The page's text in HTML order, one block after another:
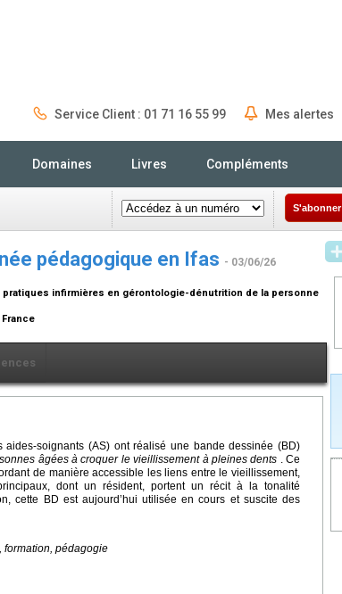
Service Client : 01 71 16 55 99 Mes alertes
Domaines Livres Compléments
S'abonner
pédagogique en Ifas - 03/06/26
infirmières en gérontologie-dénutrition de la personne
soignants (AS) ont réalisé une bande dessinée (BD)
âgées à croquer le vieillissement à pleines dents . Ce
de manière accessible les liens entre le vieillissement,
dont un résident, portent un récit à la tonalité
cette BD est aujourd’hui utilisée en cours et suscite des
formation, pédagogie